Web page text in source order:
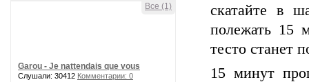
Все (1)
Garou - Je nattendais que vous
Слушали: 30412 Комментарии: 0
скатайте в
полежать 15
тесто станет
15 минут